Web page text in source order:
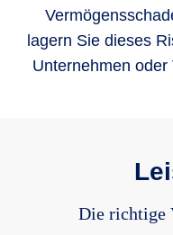
lagern Sie dieses
Unternehmen
Die richtige